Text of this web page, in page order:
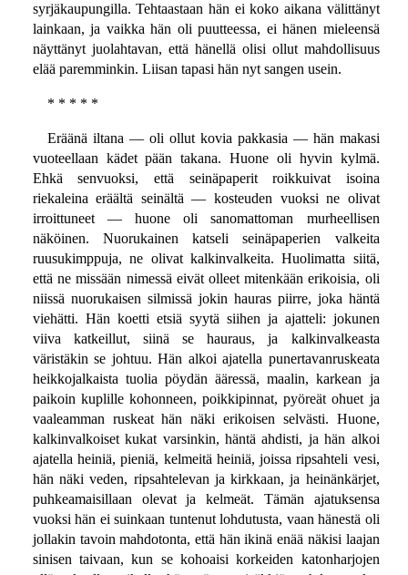
syrjäkaupungilla. Tehtaastaan hän ei koko aikana välittänyt
lainkaan, ja vaikka hän oli puutteessa, ei hänen mieleensä
näyttänyt juolahtavan, että hänellä olisi ollut mahdollisuus
elää paremminkin. Liisan tapasi hän nyt sangen usein.
* * * * *
Eräänä iltana — oli ollut kovia pakkasia — hän makasi
vuoteellaan kädet pään takana. Huone oli hyvin kylmä.
Ehkä senvuoksi, että seinäpaperit roikkuivat isoina
riekaleina eräältä seinältä — kosteuden vuoksi ne olivat
irroittuneet — huone oli sanomattoman murheellisen
näköinen. Nuorukainen katseli seinäpaperien valkeita
ruusukimppuja, ne olivat kalkinvalkeita. Huolimatta siitä,
että ne missään nimessä eivät olleet mitenkään erikoisia, oli
niissä nuorukaisen silmissä jokin hauras piirre, joka häntä
viehätti. Hän koetti etsiä syytä siihen ja ajatteli: jokunen
viiva katkeillut, siinä se hauraus, ja kalkinvalkeasta
väristäkin se johtuu. Hän alkoi ajatella punertavanruskeata
heikkojalkaista tuolia pöydän ääressä, maalin, karkean ja
paikoin kuplille kohonneen, poikkipinnat, pyöreät ohuet ja
vaaleamman ruskeat hän näki erikoisen selvästi. Huone,
kalkinvalkoiset kukat varsinkin, häntä ahdisti, ja hän alkoi
ajatella heiniä, pieniä, kelmeitä heiniä, joissa ripsahteli vesi,
hän näki veden, ripsahtelevan ja kirkkaan, ja heinänkärjet,
puhkeamaisillaan olevat ja kelmeät. Tämän ajatuksensa
vuoksi hän ei suinkaan tuntenut lohdutusta, vaan hänestä oli
jollakin tavoin mahdotonta, että hän ikinä enää näkisi laajan
sinisen taivaan, kun se kohoaisi korkeiden katonharjojen